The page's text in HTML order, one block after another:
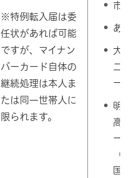
※特例転入届は委
任状があれば可能
ですが、マイナン
バーカード自体の
継続処理は本人ま
たは同一世帯人に
限られます。
市
あ
大
二
ー
明
高
ー
（
国